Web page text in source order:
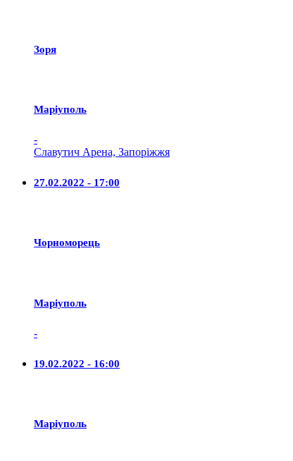
Зоря
Маріуполь
-
Славутич Арена, Запоріжжя
27.02.2022 - 17:00
Чорноморець
Маріуполь
-
19.02.2022 - 16:00
Маріуполь